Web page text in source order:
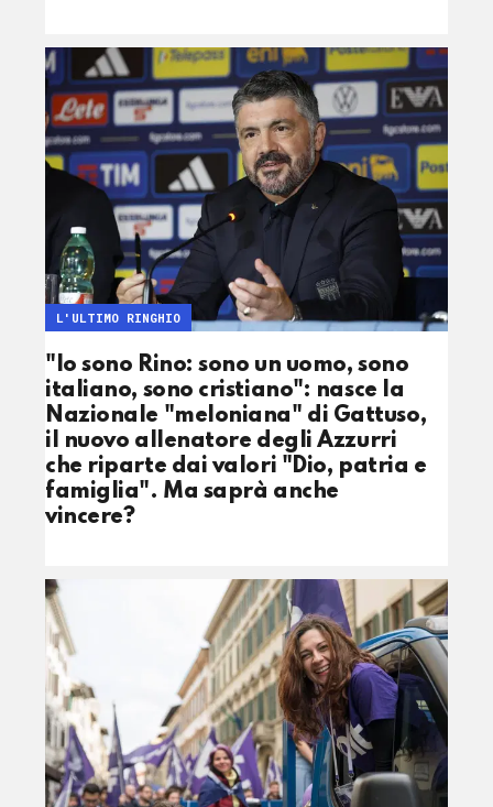
"Io sono Rino: sono un uomo, sono
italiano, sono cristiano": nasce la
Nazionale "meloniana" di Gattuso,
il nuovo allenatore degli Azzurri
che riparte dai valori "Dio, patria e
famiglia". Ma saprà anche
vincere?
L'ULTIMO RINGHIO